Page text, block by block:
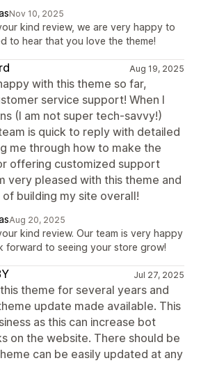
Nov 10, 2025
kind review, we are very happy to
to hear that you love the theme!
Aug 19, 2025
with this theme so far,
service support! When I
(I am not super tech-savvy!)
is quick to reply with detailed
me through how to make the
offering customized support
very pleased with this theme and
building my site overall!
Aug 20, 2025
kind review. Our team is very happy
forward to seeing your store grow!
Jul 27, 2025
theme for several years and
update made available. This
as this can increase bot
on the website. There should be
can be easily updated at any